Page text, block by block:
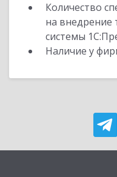
Количество
на внедрение
системы
Наличие у